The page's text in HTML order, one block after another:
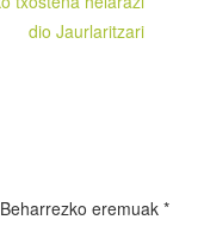
dio Jaurlaritzari
Beharrezko eremuak *